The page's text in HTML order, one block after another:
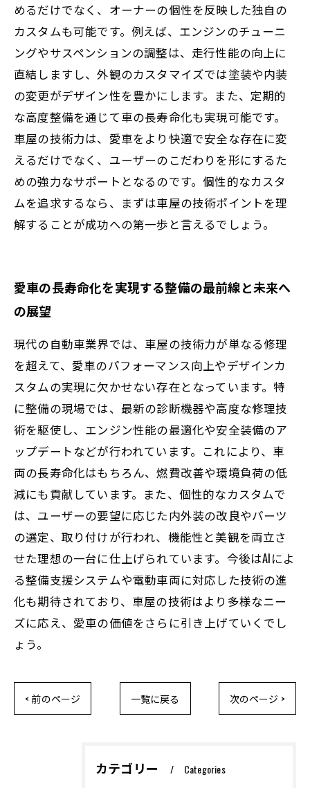
めるだけでなく、オーナーの個性を反映した独自の
カスタムも可能です。例えば、エンジンのチューニ
ングやサスペンションの調整は、走行性能の向上に
直結しますし、外観のカスタマイズでは塗装や内装
の変更がデザイン性を豊かにします。また、定期的
な高度整備を通じて車の長寿命化も実現可能です。
車屋の技術力は、愛車をより快適で安全な存在に変
えるだけでなく、ユーザーのこだわりを形にするた
めの強力なサポートとなるのです。個性的なカスタ
ムを追求するなら、まずは車屋の技術ポイントを理
解することが成功への第一歩と言えるでしょう。
愛車の長寿命化を実現する整備の最前線と未来へ
の展望
現代の自動車業界では、車屋の技術力が単なる修理
を超えて、愛車のパフォーマンス向上やデザインカ
スタムの実現に欠かせない存在となっています。特
に整備の現場では、最新の診断機器や高度な修理技
術を駆使し、エンジン性能の最適化や安全装備のア
ップデートなどが行われています。これにより、車
両の長寿命化はもちろん、燃費改善や環境負荷の低
減にも貢献しています。また、個性的なカスタムで
は、ユーザーの要望に応じた内外装の改良やパーツ
の選定、取り付けが行われ、機能性と美観を両立さ
せた理想の一台に仕上げられています。今後はAIによ
る整備支援システムや電動車両に対応した技術の進
化も期待されており、車屋の技術はより多様なニー
ズに応え、愛車の価値をさらに引き上げていくでし
ょう。
< 前のページ 一覧に戻る 次のページ >
カテゴリー Categories